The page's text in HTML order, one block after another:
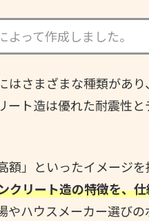
って作成しました。
はさまざまな種類があ
ート造は優れた耐震性
」といったイメージを
クリート造の特徴を、
やハウスメーカー選び